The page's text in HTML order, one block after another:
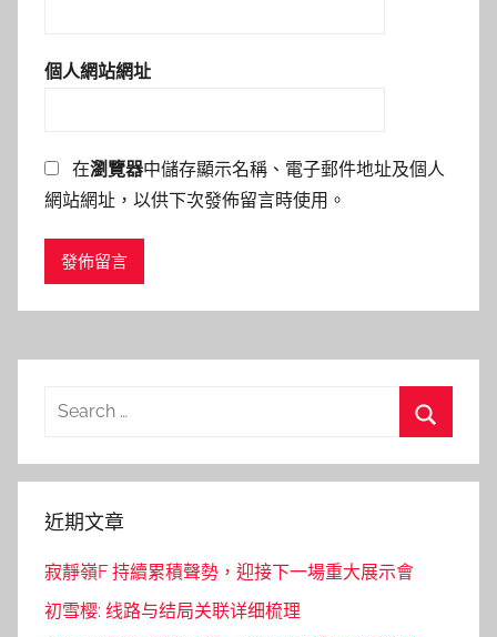
個人網站網址
在瀏覽器中儲存顯示名稱、電子郵件地址及個人
網站網址，以供下次發佈留言時使用。
Search
近期文章
寂靜嶺F 持續累積聲勢，迎接下一場重大展示會
初雪樱: 线路与结局关联详细梳理